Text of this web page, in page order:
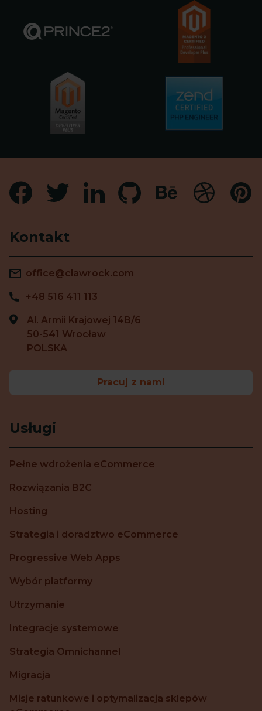
Kontakt
office@clawrock.com
+48 516 411 113
Al. Armii Krajowej 14B/6
50-541 Wrocław
POLSKA
Pracuj z nami
Usługi
Pełne wdrożenia eCommerce
Rozwiązania B2C
Hosting
Strategia i doradztwo eCommerce
Progressive Web Apps
Wybór platformy
Utrzymanie
Integracje systemowe
Strategia Omnichannel
Migracja
Misje ratunkowe i optymalizacja sklepów